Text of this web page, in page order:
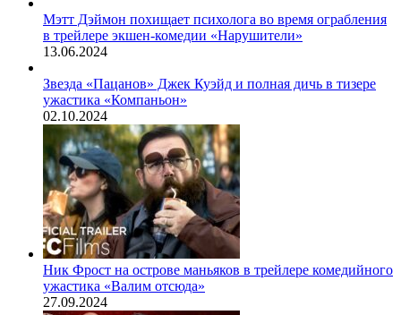
Мэтт Дэймон похищает психолога во время ограбления
в трейлере экшен-комедии «Нарушители»
13.06.2024
Звезда «Пацанов» Джек Куэйд и полная дичь в тизере
ужастика «Компаньон»
02.10.2024
Ник Фрост на острове маньяков в трейлере комедийного
ужастика «Валим отсюда»
27.09.2024